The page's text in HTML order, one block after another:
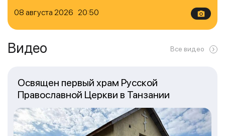
08 августа 2026 20:50
Видео Все видео
Освящен первый храм Русской
Православной Церкви в Танзании